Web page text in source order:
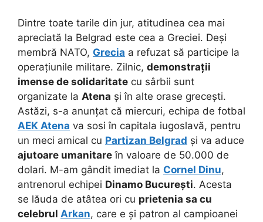
Dintre toate tarile din jur, atitudinea cea mai
apreciată la Belgrad este cea a Greciei. Deși
membră NATO, Grecia a refuzat să participe la
operațiunile militare. Zilnic, demonstrații
imense de solidaritate cu sârbii sunt
organizate la Atena și în alte orase grecești.
Astăzi, s-a anunțat că miercuri, echipa de fotbal
AEK Atena va sosi în capitala iugoslavă, pentru
un meci amical cu Partizan Belgrad și va aduce
ajutoare umanitare în valoare de 50.000 de
dolari. M-am gândit imediat la Cornel Dinu,
antrenorul echipei Dinamo București. Acesta
se lăuda de atâtea ori cu prietenia sa cu
celebrul Arkan, care e și patron al campioanei